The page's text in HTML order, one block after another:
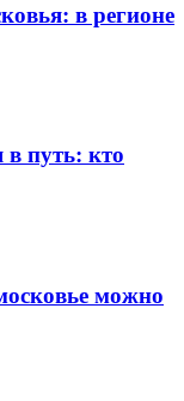
в регионе
путь: кто
можно